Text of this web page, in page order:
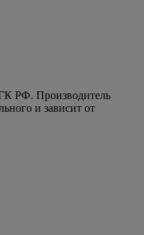
ГК РФ. Производитель
и зависит от